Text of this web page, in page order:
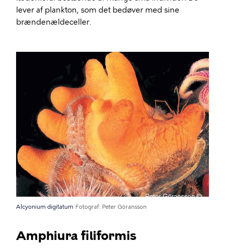
lever af plankton, som det bedøver med sine
brændenældeceller.
Alcyonium digitatum Fotograf Peter Göransson
Amphiura filiformis